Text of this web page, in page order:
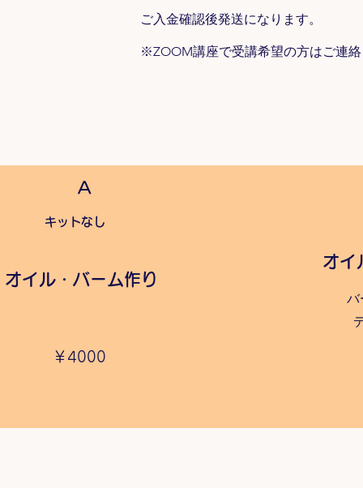
ご入金確認後発送になります。
​​※ZOOM講座で受講希望の方はご連
A
​キットなし
​オイル・バーム作り
​￥4000
オイ
バ